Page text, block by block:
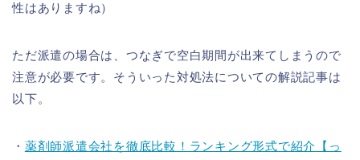
性はありますね）
ただ派遣の場合は、つなぎで空白期間が出来てしまうので
注意が必要です。そういった対処法についての解説記事は
以下。
・ 薬剤師派遣会社を徹底比較！ランキング形式で紹介【っ